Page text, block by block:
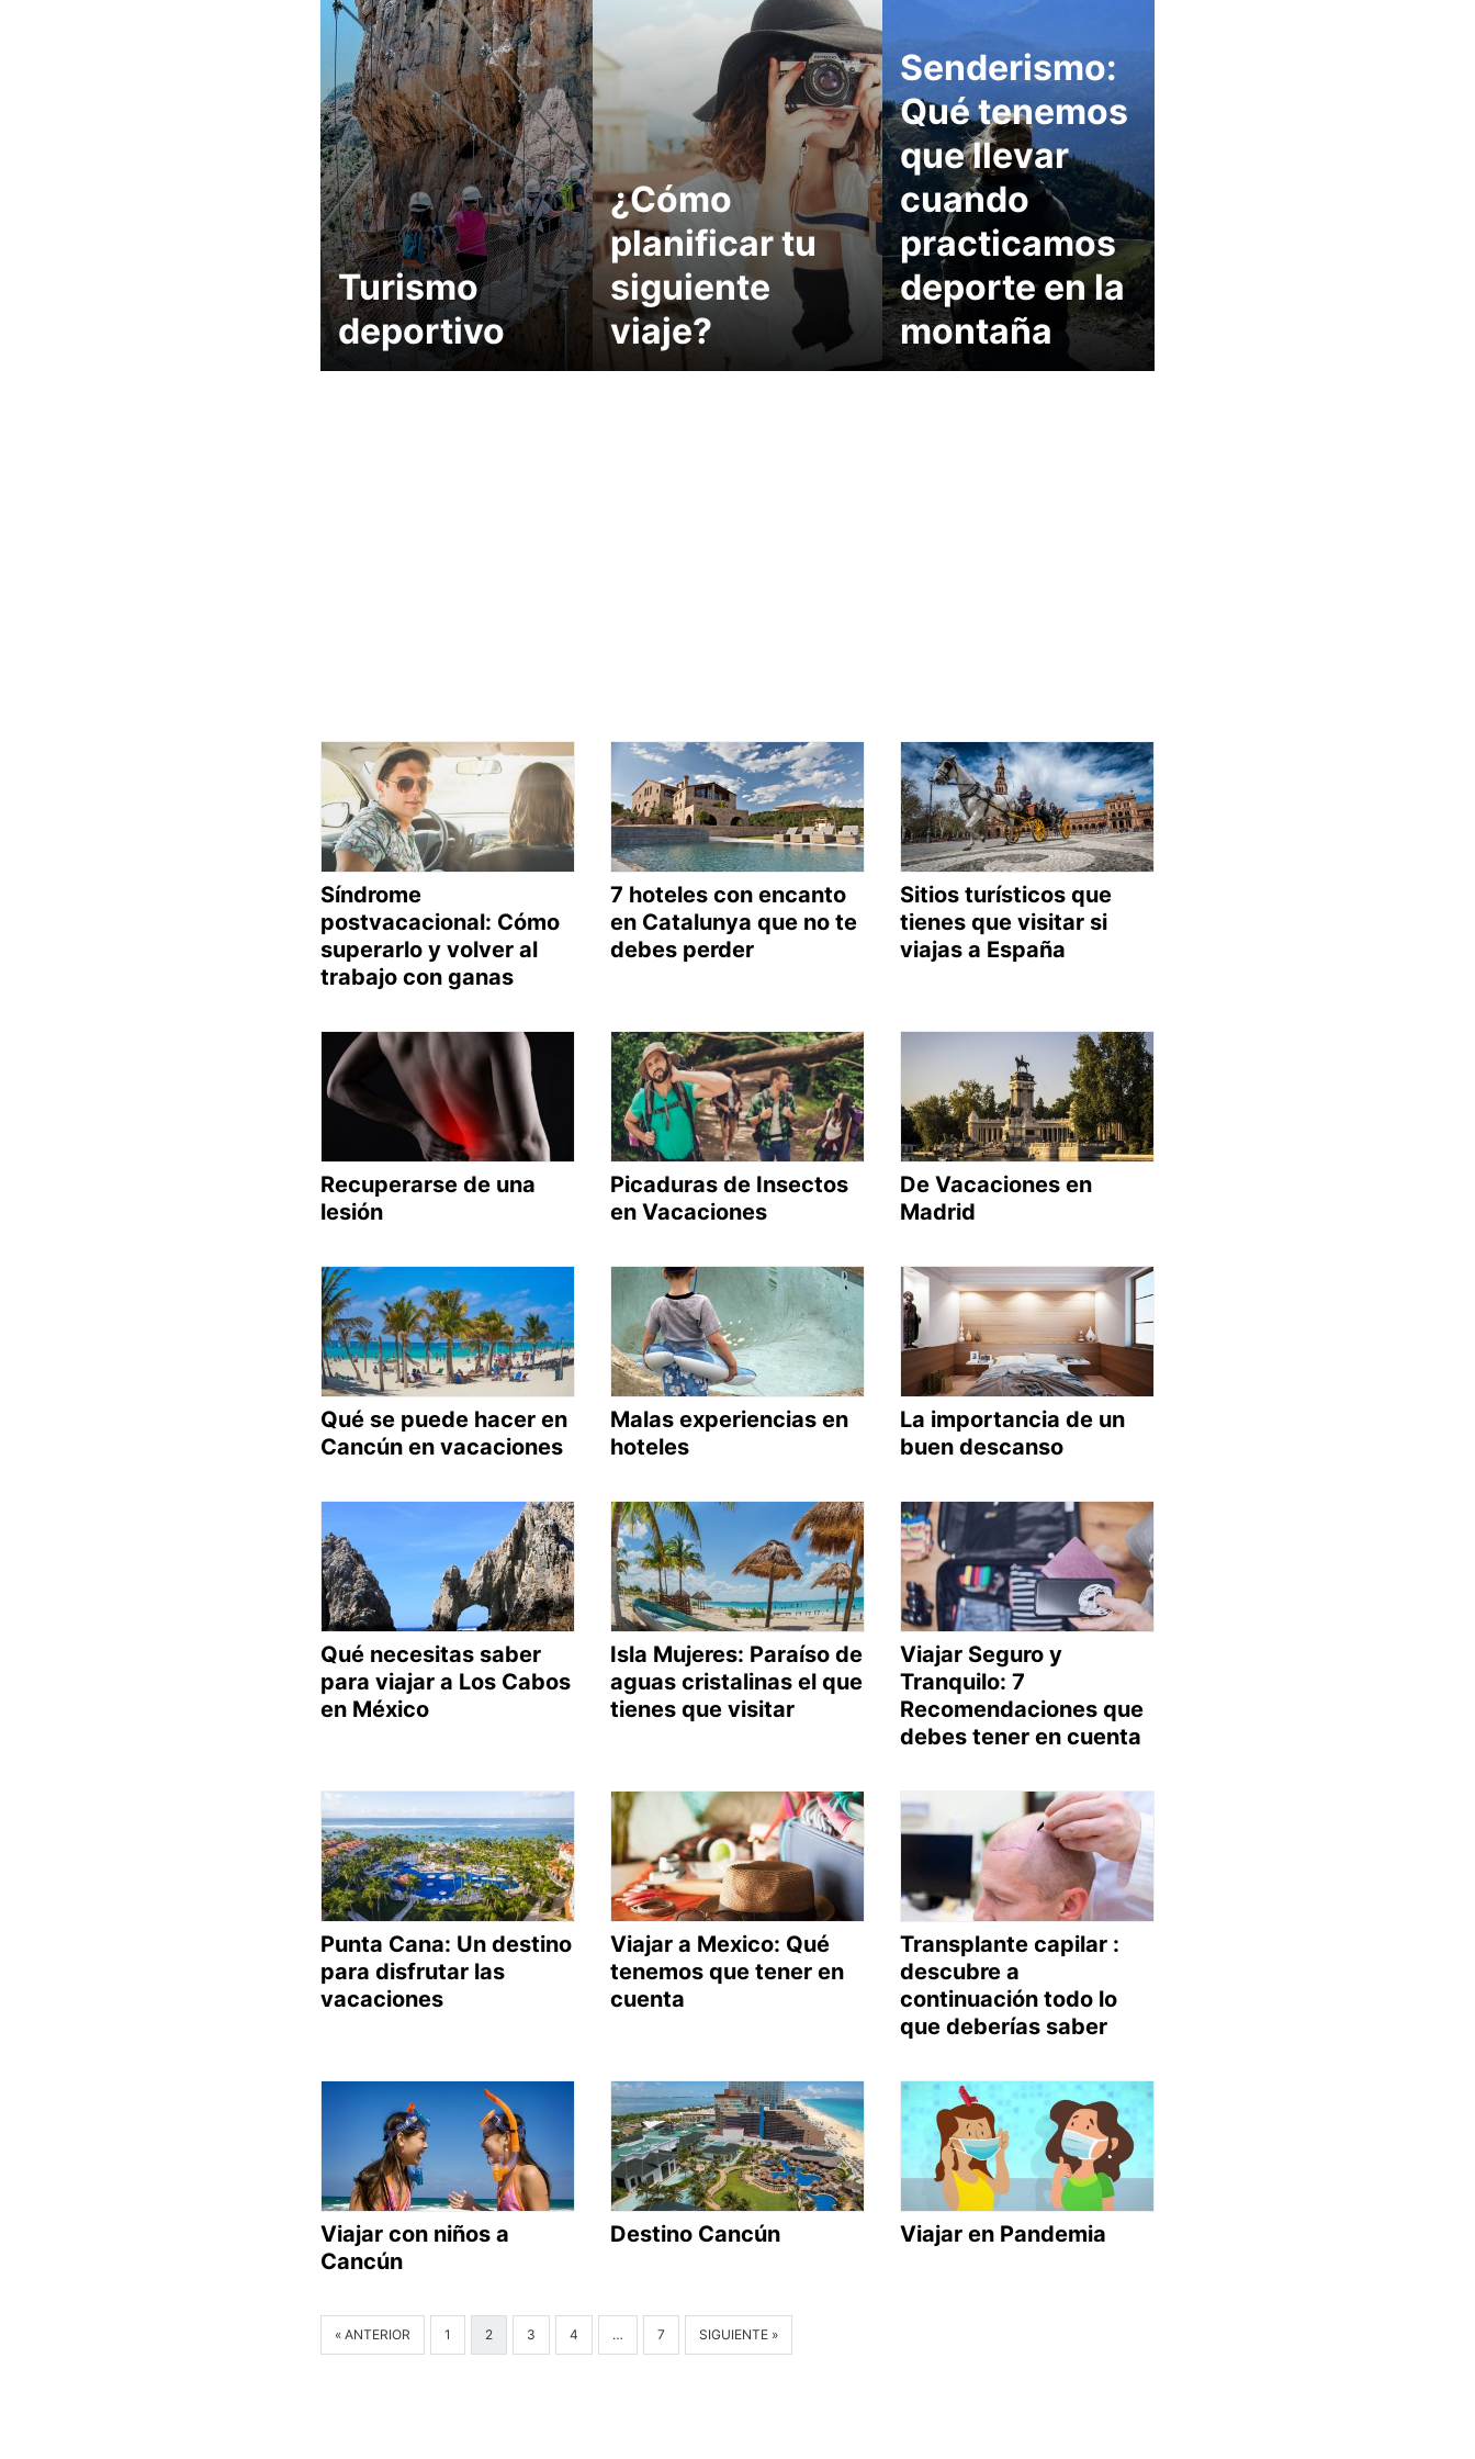
Turismo
deportivo
¿Cómo
planificar tu
siguiente
viaje?
Senderismo:
Qué tenemos
que llevar
cuando
practicamos
deporte en la
montaña
Síndrome
postvacacional: Cómo
superarlo y volver al
trabajo con ganas
7 hoteles con encanto
en Catalunya que no te
debes perder
Sitios turísticos que
tienes que visitar si
viajas a España
Recuperarse de una
lesión
Picaduras de Insectos
en Vacaciones
De Vacaciones en
Madrid
Qué se puede hacer en
Cancún en vacaciones
Malas experiencias en
hoteles
La importancia de un
buen descanso
Qué necesitas saber
para viajar a Los Cabos
en México
Isla Mujeres: Paraíso de
aguas cristalinas el que
tienes que visitar
Viajar Seguro y
Tranquilo: 7
Recomendaciones que
debes tener en cuenta
Punta Cana: Un destino
para disfrutar las
vacaciones
Viajar a Mexico: Qué
tenemos que tener en
cuenta
Transplante capilar :
descubre a
continuación todo lo
que deberías saber
Viajar con niños a
Cancún
Destino Cancún Viajar en Pandemia
« ANTERIOR 1 2 3 4 … 7 SIGUIENTE »